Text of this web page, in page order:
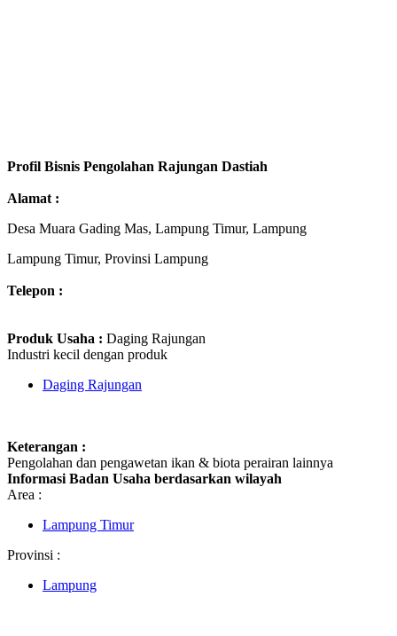
Profil Bisnis Pengolahan Rajungan Dastiah
Alamat :
Desa Muara Gading Mas, Lampung Timur, Lampung
Lampung Timur, Provinsi Lampung
Telepon :
Produk Usaha : Daging Rajungan
Industri kecil dengan produk
Daging Rajungan
Keterangan :
Pengolahan dan pengawetan ikan & biota perairan lainnya
Informasi Badan Usaha berdasarkan wilayah
Area :
Lampung Timur
Provinsi :
Lampung